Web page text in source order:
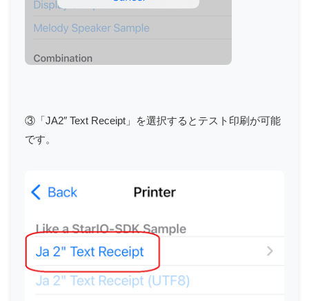
③「JA2″ Text Receipt」を選択するとテスト印刷が可能
です。